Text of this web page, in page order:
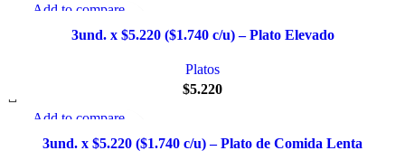
Add to compare
Quick view
3und. x $5.220 ($1.740 c/u) – Plato Elevado
Platos
$5.220
Add to compare
Quick view
3und. x $5.220 ($1.740 c/u) – Plato de Comida Lenta